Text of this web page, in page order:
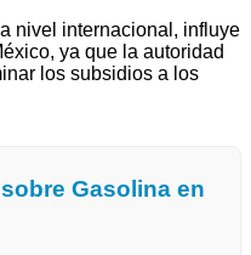
nivel internacional, influye
ya que la autoridad
los subsidios a los
Gasolina en